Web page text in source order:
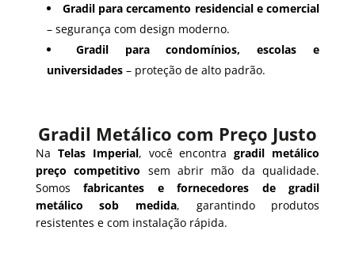
Gradil para cercamento residencial e comercial
– segurança com design moderno.
Gradil para condomínios, escolas e
universidades– proteção de alto padrão.
Gradil Metálico com Preço Justo
Na Telas Imperial, você encontragradil metálico
preço competitivo sem abrir mão da qualidade.
Somosfabricantes e fornecedores de gradil
metálico sob medida, garantindo produtos
resistentes e com instalação rápida.